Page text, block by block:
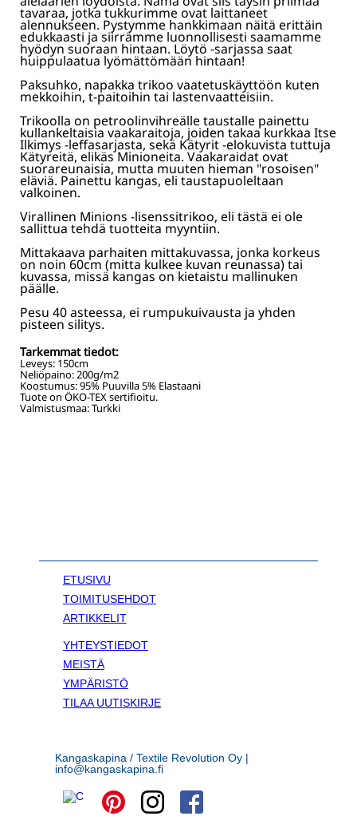
tavaraa, jotka tukkurimme ovat laittaneet
alennukseen. Pystymme hankkimaan näitä erittäin
edukkaasti ja siirrämme luonnollisesti saamamme
hyödyn suoraan hintaan. Löytö -sarjassa saat
huippulaatua lyömättömään hintaan!
Paksuhko, napakka trikoo vaatetuskäyttöön kuten
mekkoihin, t-paitoihin tai lastenvaatteisiin.
Trikoolla on petroolinvihreälle taustalle painettu
kullankeltaisia vaakaraitoja, joiden takaa kurkkaa Itse
Ilkimys -leffasarjasta, sekä Kätyrit -elokuvista tuttuja
Kätyreitä, elikäs Minioneita. Vaakaraidat ovat
suorareunaisia, mutta muuten hieman "rosoisen"
eläviä. Painettu kangas, eli taustapuoleltaan
valkoinen.
Virallinen Minions -lisenssitrikoo, eli tästä ei ole
sallittua tehdä tuotteita myyntiin.
Mittakaava parhaiten mittakuvassa, jonka korkeus
on noin 60cm (mitta kulkee kuvan reunassa) tai
kuvassa, missä kangas on kietaistu mallinuken
päälle.
Pesu 40 asteessa, ei rumpukuivausta ja yhden
pisteen silitys.
Tarkemmat tiedot:
Leveys: 150cm
Neliöpaino:200g/m2
Koostumus:95% Puuvilla 5% Elastaani
Tuote on ÖKO-TEX sertifioitu.
Valmistusmaa: Turkki
ETUSIVU
TOIMITUSEHDOT
ARTIKKELIT
YHTEYSTIEDOT
MEISTÄ
YMPÄRISTÖ
TILAA UUTISKIRJE
Kangaskapina / Textile Revolution Oy |
info@kangaskapina.fi